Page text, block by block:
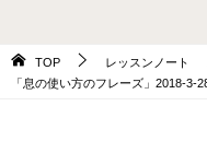
TOP レッスンノート
「息の使い方のフレーズ」2018-3-